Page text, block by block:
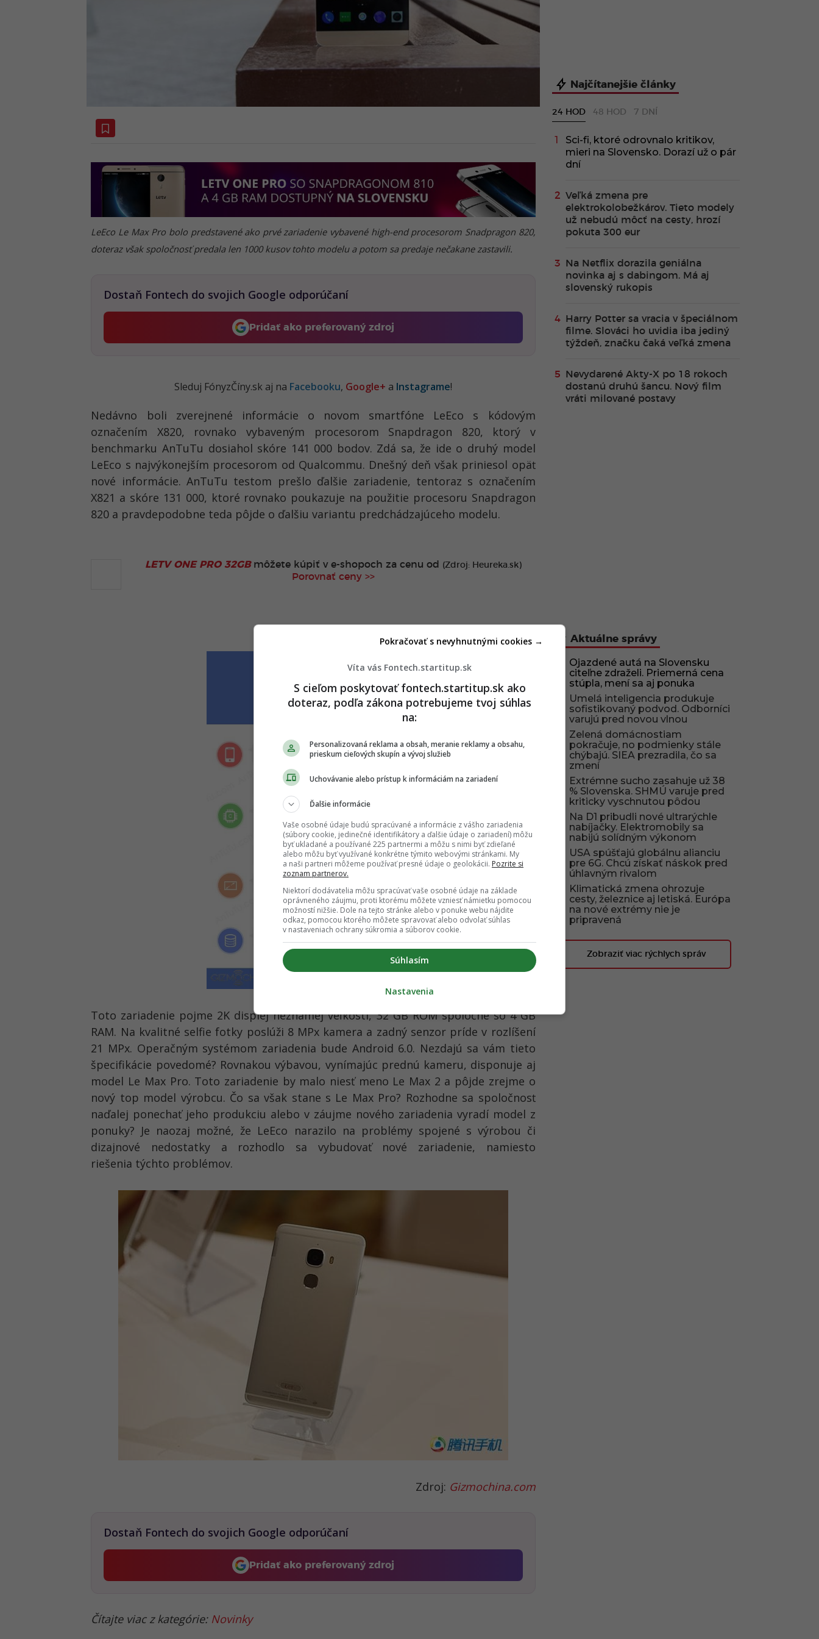
LeEco Le Max Pro bolo predstavené ako prvé zariadenie vybavené high-end procesorom Snadpragon 820,
doteraz však spoločnosť predala len 1000 kusov tohto modelu a potom sa predaje nečakane zastavili.
Dostaň Fontech do svojich Google odporúčaní
Pridať ako preferovaný zdroj
Fontech, odkaz sa otvorí v novom okne
Sleduj FónyzČíny.sk aj na Facebooku, Google+ a Instagrame!
Nedávno boli zverejnené informácie o novom smartfóne LeEco s kódovým
označením X820, rovnako vybaveným procesorom Snapdragon 820, ktorý v
benchmarku AnTuTu dosiahol skóre 141 000 bodov. Zdá sa, že ide o druhý model
LeEco s najvýkonejším procesorom od Qualcommu. Dnešný deň však priniesol opäť
nové informácie. AnTuTu testom prešlo ďalšie zariadenie, tentoraz s označením
X821 a skóre 131 000, ktoré rovnako poukazuje na použitie procesoru Snapdragon
820 a pravdepodobne teda pôjde o ďalšiu variantu predchádzajúceho modelu.
LETV ONE PRO 32GBmôžete kúpiť v e-shopoch za cenu od (Zdroj: Heureka.sk)
Porovnať ceny >>
Toto zariadenie pojme 2K displej neznámej veľkosti, 32 GB ROM spoločne so 4 GB
RAM. Na kvalitné selfie fotky poslúži 8 MPx kamera a zadný senzor príde v rozlíšení
21 MPx. Operačným systémom zariadenia bude Android 6.0. Nezdajú sa vám tieto
špecifikácie povedomé? Rovnakou výbavou, vynímajúc prednú kameru, disponuje aj
model Le Max Pro. Toto zariadenie by malo niesť meno Le Max 2 a pôjde zrejme o
nový top model výrobcu. Čo sa však stane s Le Max Pro? Rozhodne sa spoločnosť
naďalej ponechať jeho produkciu alebo v záujme nového zariadenia vyradí model z
ponuky? Je naozaj možné, že LeEco narazilo na problémy spojené s výrobou či
dizajnové nedostatky a rozhodlo sa vybudovať nové zariadenie, namiesto
riešenia týchto problémov.
Zdroj: Gizmochina.com
Dostaň Fontech do svojich Google odporúčaní
Pridať ako preferovaný zdroj
Fontech, odkaz sa otvorí v novom okne
Čítajte viac z kategórie: Novinky
Najčítanejšie články
24 HOD 48 HOD 7 DNÍ
Sci-fi, ktoré odrovnalo kritikov,
mieri na Slovensko. Dorazí už o pár
dní
Veľká zmena pre
elektrokolobežkárov. Tieto modely
už nebudú môcť na cesty, hrozí
pokuta 300 eur
Na Netflix dorazila geniálna
novinka aj s dabingom. Má aj
slovenský rukopis
Harry Potter sa vracia v špeciálnom
filme. Slováci ho uvidia iba jediný
týždeň, značku čaká veľká zmena
Nevydarené Akty-X po 18 rokoch
dostanú druhú šancu. Nový film
vráti milované postavy
Aktuálne správy
Ojazdené autá na Slovensku
citeľne zdraželi. Priemerná cena
stúpla, mení sa aj ponuka
Umelá inteligencia produkuje
sofistikovaný podvod. Odborníci
varujú pred novou vlnou
Zelená domácnostiam
pokračuje, no podmienky stále
chýbajú. SIEA prezradila, čo sa
zmení
Extrémne sucho zasahuje už 38
% Slovenska. SHMÚ varuje pred
kriticky vyschnutou pôdou
Na D1 pribudli nové ultrarýchle
nabíjačky. Elektromobily sa
nabijú solídným výkonom
USA spúšťajú globálnu alianciu
pre 6G. Chcú získať náskok pred
úhlavným rivalom
Klimatická zmena ohrozuje
cesty, železnice aj letiská. Európa
na nové extrémy nie je
pripravená
Zobraziť viac rýchlych správ
Víta vás Fontech.startitup.sk
S cieľom poskytovať fontech.startitup.sk ako
doteraz, podľa zákona potrebujeme tvoj súhlas
na:
Personalizovaná reklama a obsah, meranie reklamy a obsahu,
prieskum cieľových skupín a vývoj služieb
Uchovávanie alebo prístup k informáciám na zariadení
Ďalšie informácie
Vaše osobné údaje budú spracúvané a informácie z vášho zariadenia
(súbory cookie, jedinečné identifikátory a ďalšie údaje o zariadení) môžu
byť ukladané a používané 225 partnermi a môžu s nimi byť zdieľané
alebo môžu byť využívané konkrétne týmito webovými stránkami. My
a naši partneri môžeme používať presné údaje o geolokácii. Pozrite si
zoznam partnerov.
Niektorí dodávatelia môžu spracúvať vaše osobné údaje na základe
oprávneného záujmu, proti ktorému môžete vzniesť námietku pomocou
možností nižšie. Dole na tejto stránke alebo v ponuke webu nájdite
odkaz, pomocou ktorého môžete spravovať alebo odvolať súhlas
v nastaveniach ochrany súkromia a súborov cookie.
Súhlasím
Pokračovať s nevyhnutnými cookies →
Nastavenia